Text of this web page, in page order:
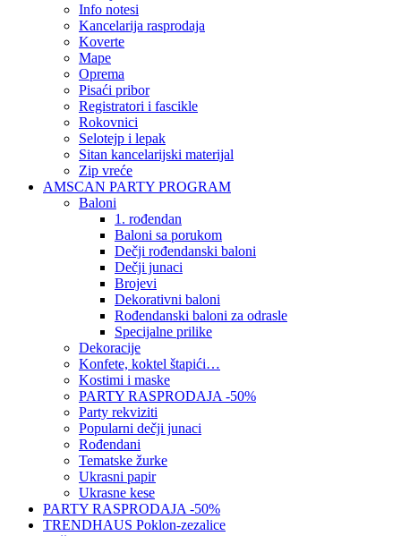
Info notesi
Kancelarija rasprodaja
Koverte
Mape
Oprema
Pisaći pribor
Registratori i fascikle
Rokovnici
Selotejp i lepak
Sitan kancelarijski materijal
Zip vreće
AMSCAN PARTY PROGRAM
Baloni
1. rođendan
Baloni sa porukom
Dečji rođendanski baloni
Dečji junaci
Brojevi
Dekorativni baloni
Rođendanski baloni za odrasle
Specijalne prilike
Dekoracije
Konfete, koktel štapići…
Kostimi i maske
PARTY RASPRODAJA -50%
Party rekviziti
Popularni dečji junaci
Rođendani
Tematske žurke
Ukrasni papir
Ukrasne kese
PARTY RASPRODAJA -50%
TRENDHAUS Poklon-zezalice